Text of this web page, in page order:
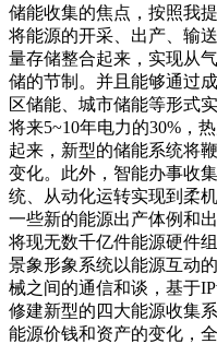
储能收集的焦点，按照我
将能源的开采、出产、输
量存储整合起来，实现从
储的节制。并且能够通过
区储能、城市储能等形式
将来5~10年电力的30%，
起来，新型的储能系统将
变化。此外，智能办事收
统、从动化运转实现到柔
一些新的能源出产体例和
将现无数千亿件能源硬件
景象形象系统以能源互动
械之间的通信和谈，基于
修建新型的四大能源收集
能源价钱和资产的变化，